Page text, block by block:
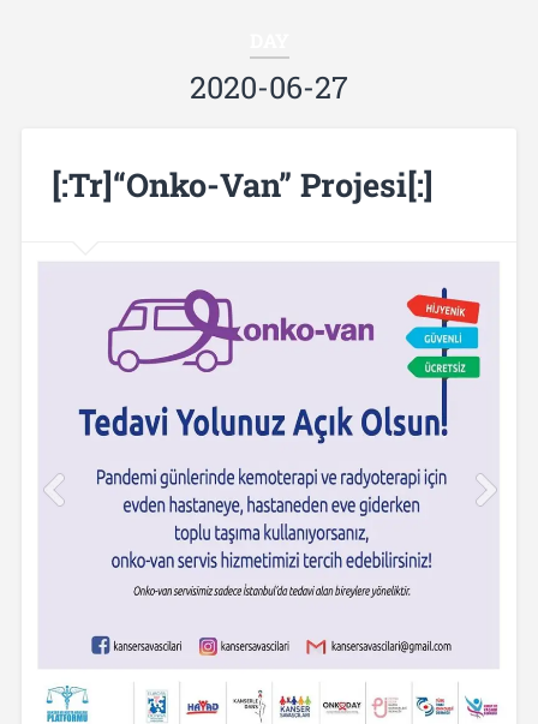
2020-06-27
[:tr]“Onko-Van” Projesi[:]